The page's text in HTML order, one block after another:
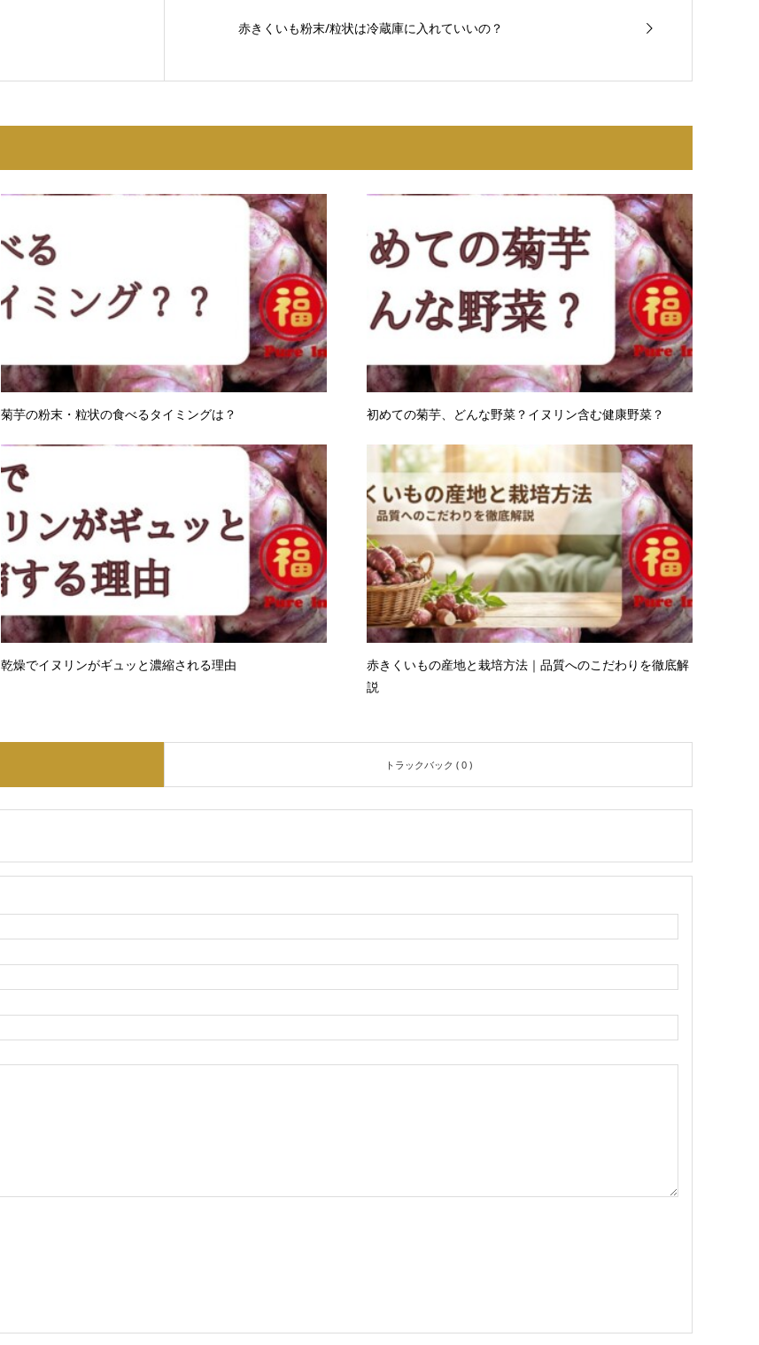
赤きくいも粉末/粒状は冷蔵庫に入れていいの？
菊芋の粉末・粒状の食べるタイミングは？ 初めての菊芋、どんな野菜？イヌリン含む健康野菜？
乾燥でイヌリンがギュッと濃縮される理由
赤きくいもの産地と栽培方法｜品質へのこだわりを徹底解
説
トラックバック ( 0 )